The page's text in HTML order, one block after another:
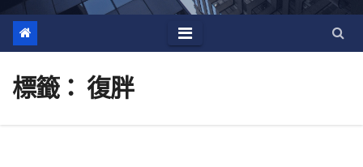
標籤： 復胖